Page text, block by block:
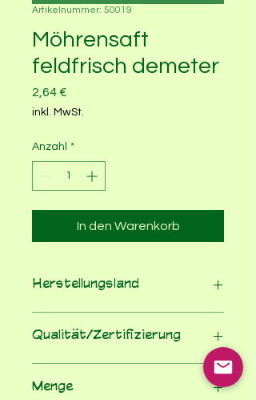
Artikelnummer: 50019
Möhrensaft
feldfrisch demeter
2,64 €
inkl. MwSt.
Anzahl *
In den Warenkorb
Herstellungsland
Qualität/Zertifizierung
Menge